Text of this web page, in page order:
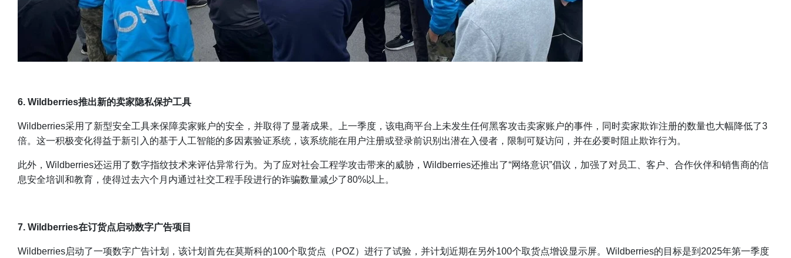
6. Wildberries推出新的卖家隐私保护工具
Wildberries采用了新型安全工具来保障卖家账户的安全，并取得了显著成果。上一季度，该电商平台上未发生任何黑客攻击卖家账户的事件，同时卖家欺诈注册的数量也大幅降低了3
倍。这一积极变化得益于新引入的基于人工智能的多因素验证系统，该系统能在用户注册或登录前识别出潜在入侵者，限制可疑访问，并在必要时阻止欺诈行为。
此外，Wildberries还运用了数字指纹技术来评估异常行为。为了应对社会工程学攻击带来的威胁，Wildberries还推出了“网络意识”倡议，加强了对员工、客户、合作伙伴和销售商的信
息安全培训和教育，使得过去六个月内通过社交工程手段进行的诈骗数量减少了80%以上。
7. Wildberries在订货点启动数字广告项目
Wildberries启动了一项数字广告计划，该计划首先在莫斯科的100个取货点（POZ）进行了试验，并计划近期在另外100个取货点增设显示屏。Wildberries的目标是到2025年第一季度